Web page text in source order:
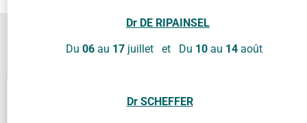
Contactez-nous !
Dr DE RIPAINSEL
Du 06au 17juillet et Du 10 au 14août
Dr SCHEFFER